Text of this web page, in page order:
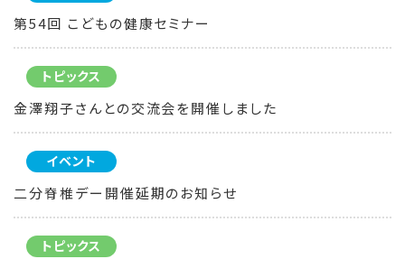
第54回 こどもの健康セミナー
トピックス
金澤翔子さんとの交流会を開催しました
イベント
二分脊椎デー開催延期のお知らせ
トピックス